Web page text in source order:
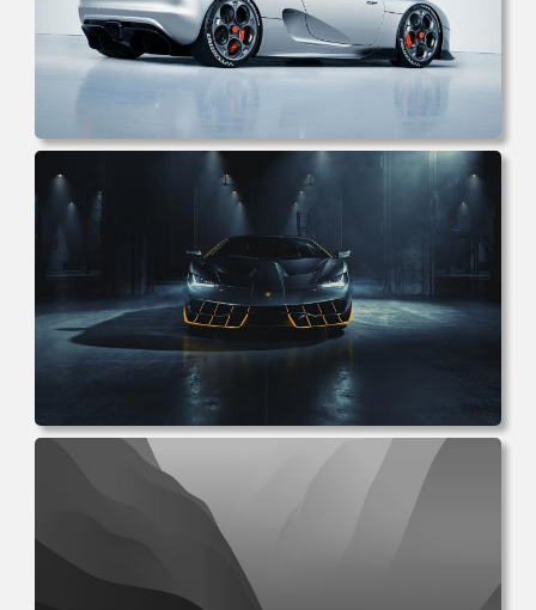
电脑壁纸 汽车 白色 灰色 汽车 超级跑车 简约 电脑桌面 高清
壁纸 壁纸下载 壁纸大全
电脑壁纸 兰博基尼 超级跑车 汽车 车辆 黑色 机械 设计 电脑
桌面 高清壁纸 壁纸下载 壁纸大全